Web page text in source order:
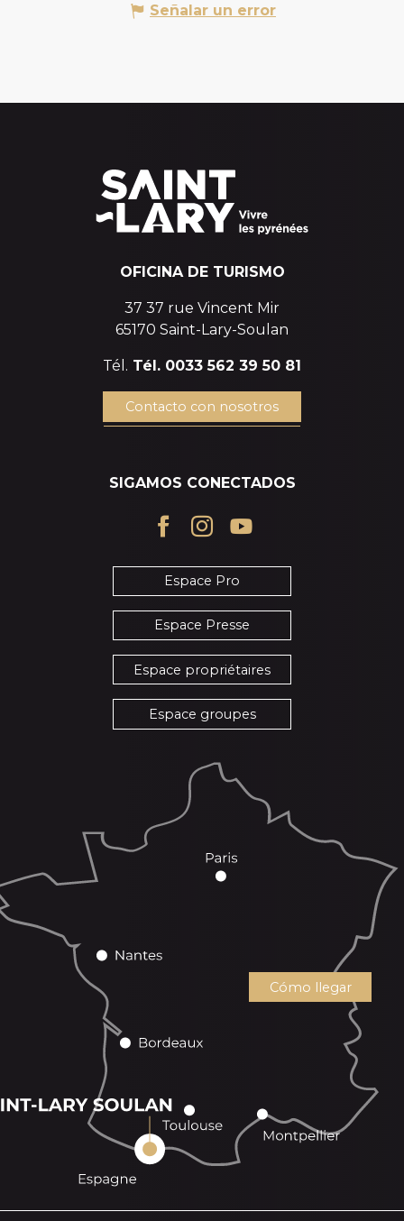
Señalar un error
OFICINA DE TURISMO
37 37 rue Vincent Mir
65170 Saint-Lary-Soulan
Tél. Tél. 0033 562 39 50 81
Contacto con nosotros
SIGAMOS CONECTADOS
Espace Pro
Espace Presse
Espace propriétaires
Espace groupes
Cómo llegar